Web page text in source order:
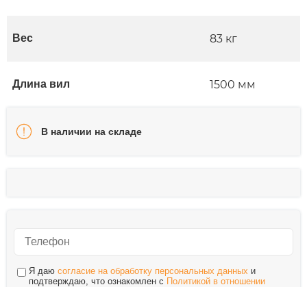
Вес 83 кг
Длина вил 1500 мм
В наличии на складе
Я даю согласие на обработку персональных данных и
подтверждаю, что ознакомлен с Политикой в отношении